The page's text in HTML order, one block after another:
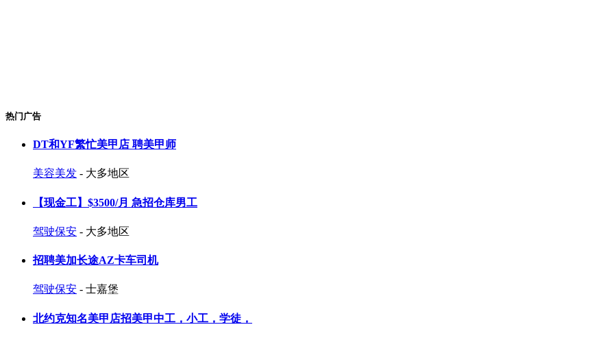
热门广告
DT和YF繁忙美甲店 聘美甲师
美容美发 - 大多地区
【现金工】$3500/月 急招仓库男工
驾驶保安 - 大多地区
招聘美加长途AZ卡车司机
驾驶保安 - 士嘉堡
北约克知名美甲店招美甲中工，小工，学徒，